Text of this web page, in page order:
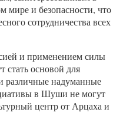
мире и безопасности, что
сотрудничества всех
и применением силы
стать основой для
различные надуманные
в Шуши не могут
центр от Арцаха и